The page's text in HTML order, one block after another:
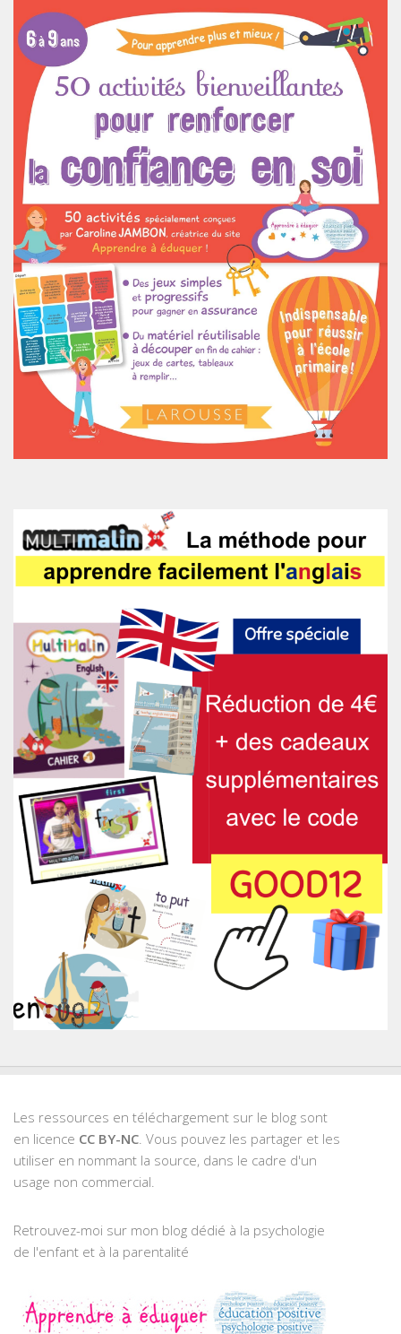
Les ressources en téléchargement sur le blog sont
en licence CC BY-NC . Vous pouvez les partager et les
utiliser en nommant la source, dans le cadre d'un
usage non commercial.
Retrouvez-moi sur mon blog dédié à la psychologie
de l'enfant et à la parentalité